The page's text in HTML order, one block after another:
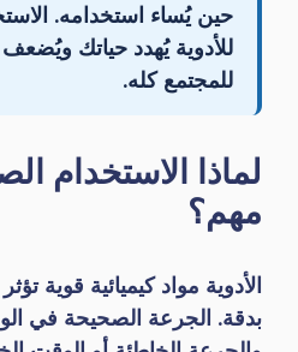
حين يُساء استخدامه.
للأدوية يُهدد حياتك ويُضعف
للمجتمع كله.
لماذا الاستخدام
مهم؟
الأدوية مواد كيميائية قوية
بدقة. الجرعة الصحيحة في